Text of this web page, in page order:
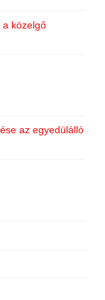
a közelgő
az egyedülálló